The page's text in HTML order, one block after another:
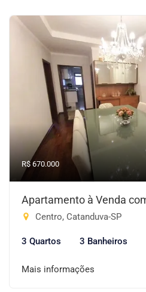
R$ 670.000
Apartamento à Venda
Centro, Catanduva-SP
3 Quartos 3 Banheiros
Mais informações